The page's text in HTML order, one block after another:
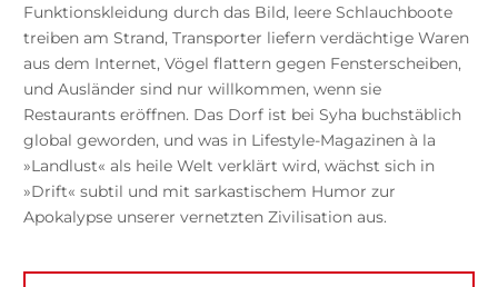
Funktionskleidung durch das Bild, leere Schlauchboote
treiben am Strand, Transporter liefern verdächtige Waren
aus dem Internet, Vögel flattern gegen Fensterscheiben,
und Ausländer sind nur willkommen, wenn sie
Restaurants eröffnen. Das Dorf ist bei Syha buchstäblich
global geworden, und was in Lifestyle-Magazinen à la
»Landlust« als heile Welt verklärt wird, wächst sich in
»Drift« subtil und mit sarkastischem Humor zur
Apokalypse unserer vernetzten Zivilisation aus.